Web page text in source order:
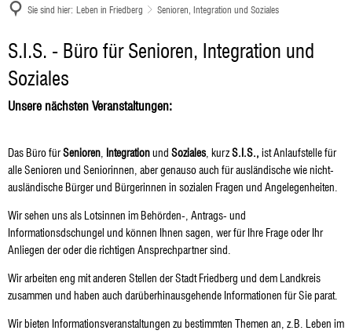
Sie sind hier: Leben in Friedberg Senioren, Integration und Soziales
Senioren,
Integration
und
S.I.S. - Büro für Senioren, Integration und
Soziales
Unsere nächsten Veranstaltungen:
Das Büro fürSenioren Integrationund Soziales , kurzS.I.S., ist Anlaufstelle für
alle Senioren und Seniorinnen, aber genauso auch für ausländische wie nicht-
ausländische Bürger und Bürgerinnen in sozialen Fragen und Angelegenheiten.
Wir sehen uns als Lotsinnen im Behörden-, Antrags- und
Informationsdschungel und können Ihnen sagen, wer für Ihre Frage oder Ihr
Anliegen der oder die richtigen Ansprechpartner sind.
Wir arbeiten eng mit anderen Stellen der Stadt Friedberg und dem Landkreis
zusammen und haben auch darüberhinausgehende Informationen für Sie parat.
Wir bieten Informationsveranstaltungen zu bestimmten Themen an, z.B. Leben im